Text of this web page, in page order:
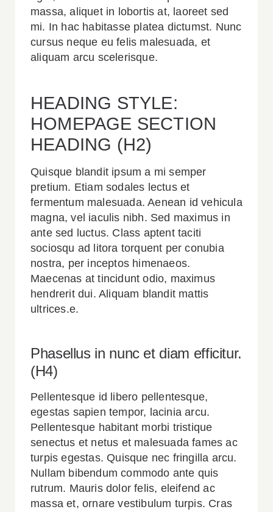
massa, aliquet in lobortis at, laoreet sed
mi. In hac habitasse platea dictumst. Nunc
cursus neque eu felis malesuada, et
aliquam arcu scelerisque.
HEADING STYLE:
HOMEPAGE SECTION
HEADING (H2)
Quisque blandit ipsum a mi semper
pretium. Etiam sodales lectus et
fermentum malesuada. Aenean id vehicula
magna, vel iaculis nibh. Sed maximus in
ante sed luctus. Class aptent taciti
sociosqu ad litora torquent per conubia
nostra, per inceptos himenaeos.
Maecenas at tincidunt odio, maximus
hendrerit dui. Aliquam blandit mattis
ultrices.e.
Phasellus in nunc et diam efficitur.
(H4)
Pellentesque id libero pellentesque,
egestas sapien tempor, lacinia arcu.
Pellentesque habitant morbi tristique
senectus et netus et malesuada fames ac
turpis egestas. Quisque nec fringilla arcu.
Nullam bibendum commodo ante quis
rutrum. Mauris dolor felis, eleifend ac
massa et, ornare vestibulum turpis. Cras